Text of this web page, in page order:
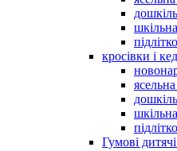
кросівки і
Гумові